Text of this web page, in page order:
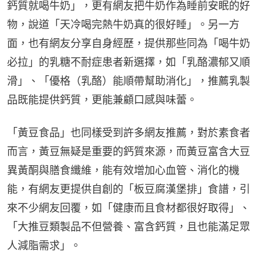
鈣質就喝牛奶」，更有網友把牛奶作為睡前安眠的好
物，說道「天冷喝完熱牛奶真的很好睡」。另一方
面，也有網友分享自身經歷，提供那些同為「喝牛奶
必拉」的乳糖不耐症患者新選擇，如「乳酪濃郁又順
滑」、「優格（乳酪）能順帶幫助消化」，推薦乳製
品既能提供鈣質，更能兼顧口感與味蕾。
「黃豆食品」也同樣受到許多網友推薦，對於素食者
而言，黃豆無疑是重要的鈣質來源，而黃豆富含大豆
異黃酮與膳食纖維，能有效增加心血管、消化的機
能，有網友更提供自創的「板豆腐漢堡排」食譜，引
來不少網友回覆，如「健康而且食材都很好取得」、
「大推豆類製品不但營養、富含鈣質，且也能滿足眾
人減脂需求」。